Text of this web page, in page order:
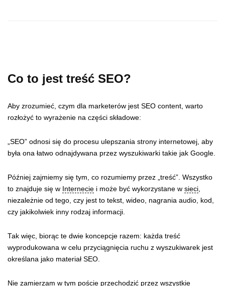
Co to jest treść SEO?
Aby zrozumieć, czym dla marketerów jest SEO content, warto
rozłożyć to wyrażenie na części składowe:
„SEO” odnosi się do procesu ulepszania strony internetowej, aby
była ona łatwo odnajdywana przez wyszukiwarki takie jak Google.
Później zajmiemy się tym, co rozumiemy przez „treść”. Wszystko
to znajduje się w Internecie i może być wykorzystane w sieci,
niezależnie od tego, czy jest to tekst, wideo, nagrania audio, kod,
czy jakikolwiek inny rodzaj informacji.
Tak więc, biorąc te dwie koncepcje razem: każda treść
wyprodukowana w celu przyciągnięcia ruchu z wyszukiwarek jest
określana jako materiał SEO.
Nie zamierzam w tym poście przechodzić przez wszystkie